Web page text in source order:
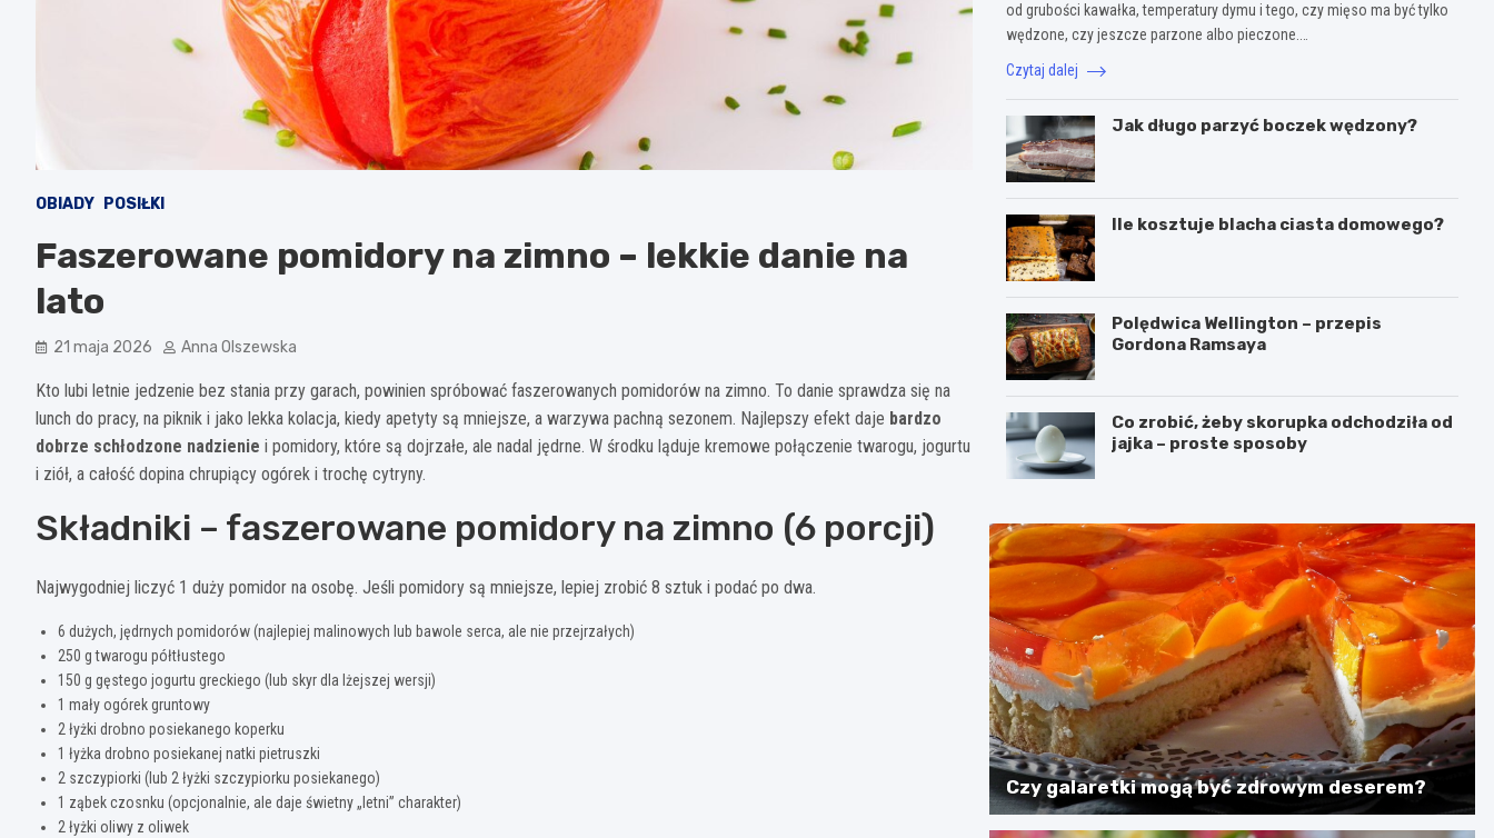
OBIADY POSIŁKI
Faszerowane pomidory na zimno – lekkie danie na
lato
21 maja 2026 Anna Olszewska
Kto lubi letnie jedzenie bez stania przy garach, powinien spróbować faszerowanych pomidorów na zimno. To danie sprawdza się na
lunch do pracy, na piknik i jako lekka kolacja, kiedy apetyty są mniejsze, a warzywa pachną sezonem. Najlepszy efekt daje bardzo
dobrze schłodzone nadzienie i pomidory, które są dojrzałe, ale nadal jędrne. W środku ląduje kremowe połączenie twarogu, jogurtu
i ziół, a całość dopina chrupiący ogórek i trochę cytryny.
Składniki – faszerowane pomidory na zimno (6 porcji)
Najwygodniej liczyć 1 duży pomidor na osobę. Jeśli pomidory są mniejsze, lepiej zrobić 8 sztuk i podać po dwa.
6 dużych, jędrnych pomidorów (najlepiej malinowych lub bawole serca, ale nie przejrzałych)
250 g twarogu półtłustego
150 g gęstego jogurtu greckiego (lub skyr dla lżejszej wersji)
1 mały ogórek gruntowy
2 łyżki drobno posiekanego koperku
1 łyżka drobno posiekanej natki pietruszki
2 szczypiorki (lub 2 łyżki szczypiorku posiekanego)
1 ząbek czosnku (opcjonalnie, ale daje świetny „letni” charakter)
2 łyżki oliwy z oliwek
od grubości kawałka, temperatury dymu i tego, czy mięso ma być tylko
wędzone, czy jeszcze parzone albo pieczone.…
Czytaj dalej
Jak długo parzyć boczek wędzony?
Ile kosztuje blacha ciasta domowego?
Polędwica Wellington – przepis
Gordona Ramsaya
Co zrobić, żeby skorupka odchodziła od
jajka – proste sposoby
Czy galaretki mogą być zdrowym deserem?